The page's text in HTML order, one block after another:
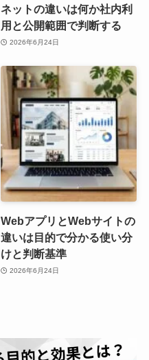
ネットの違いは何か社内利
用と公開範囲で判断する
2026年6月24日
WebアプリとWebサイトの
違いは目的で分かる使い分
けと判断基準
2026年6月24日